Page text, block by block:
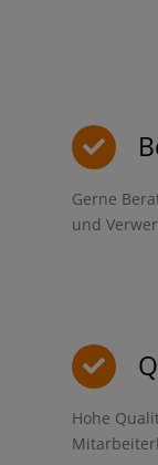
Gerne
und
Hohe